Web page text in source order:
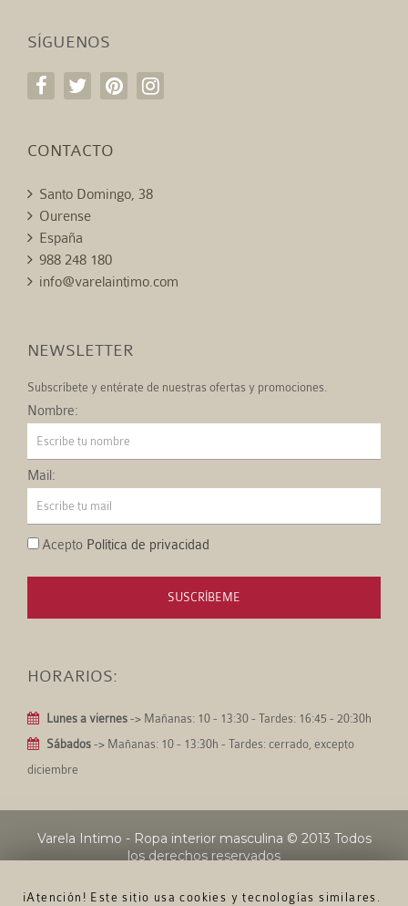
¡Atención! Este sitio usa cookies y tecnologías similares.
SÍGUENOS
CONTACTO
Santo Domingo, 38
Ourense
España
988 248 180
info@varelaintimo.com
NEWSLETTER
Subscríbete y entérate de nuestras ofertas y promociones.
Nombre:
Mail:
Acepto Política de privacidad
SUSCRÍBEME
HORARIOS:
Lunes a viernes -> Mañanas: 10 - 13:30 - Tardes: 16:45 - 20:30h
Sábados -> Mañanas: 10 - 13:30h - Tardes: cerrado, excepto
diciembre
Varela Intimo - Ropa interior masculina © 2013 Todos
los derechos reservados